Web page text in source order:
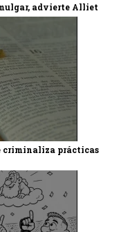
advierte Alliet
criminaliza prácticas